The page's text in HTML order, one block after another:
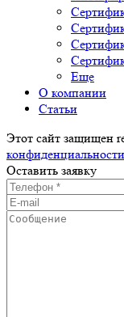
Еще
О компании
Cтатьи
Этот сайт защищен
конфиденциальности
Оставить заявку